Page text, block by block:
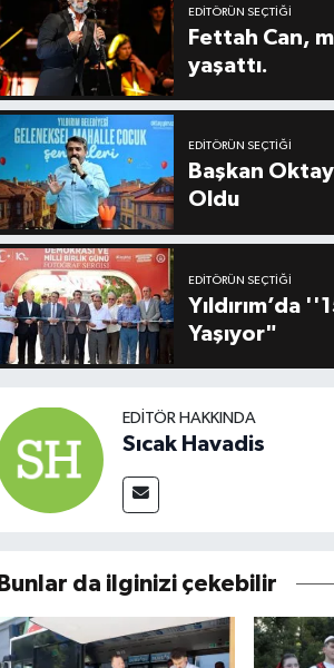
EDITÖRÜN SEÇTIĞI
Fettah Can,
yaşattı.
EDITÖRÜN SEÇTIĞI
Başkan
Oldu
EDITÖRÜN SEÇTIĞI
Yıldırım’da
Yaşıyor"
EDITÖR HAKKINDA
Sıcak Havadis
Bunlar da ilginizi çekebilir